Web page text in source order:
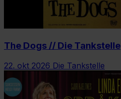
The Dogs // Die Tankstelle
22. okt 2026 Die Tankstelle